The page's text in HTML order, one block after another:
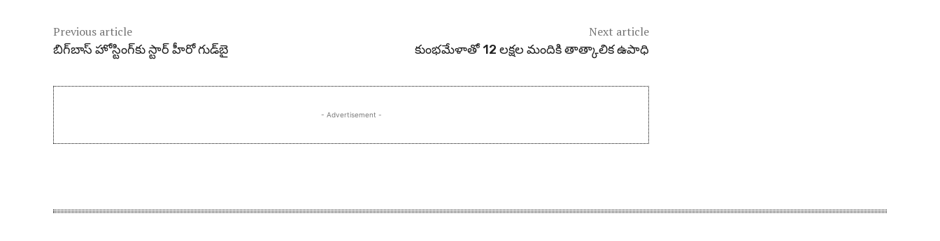
Previous article
బిగ్‌బాస్‌ హోస్టింగ్‌కు స్టార్ హీరో గుడ్‌బై
Next article
కుంభమేళాతో 12 లక్షల మందికి తాత్కాలిక ఉపాధి
- Advertisement -